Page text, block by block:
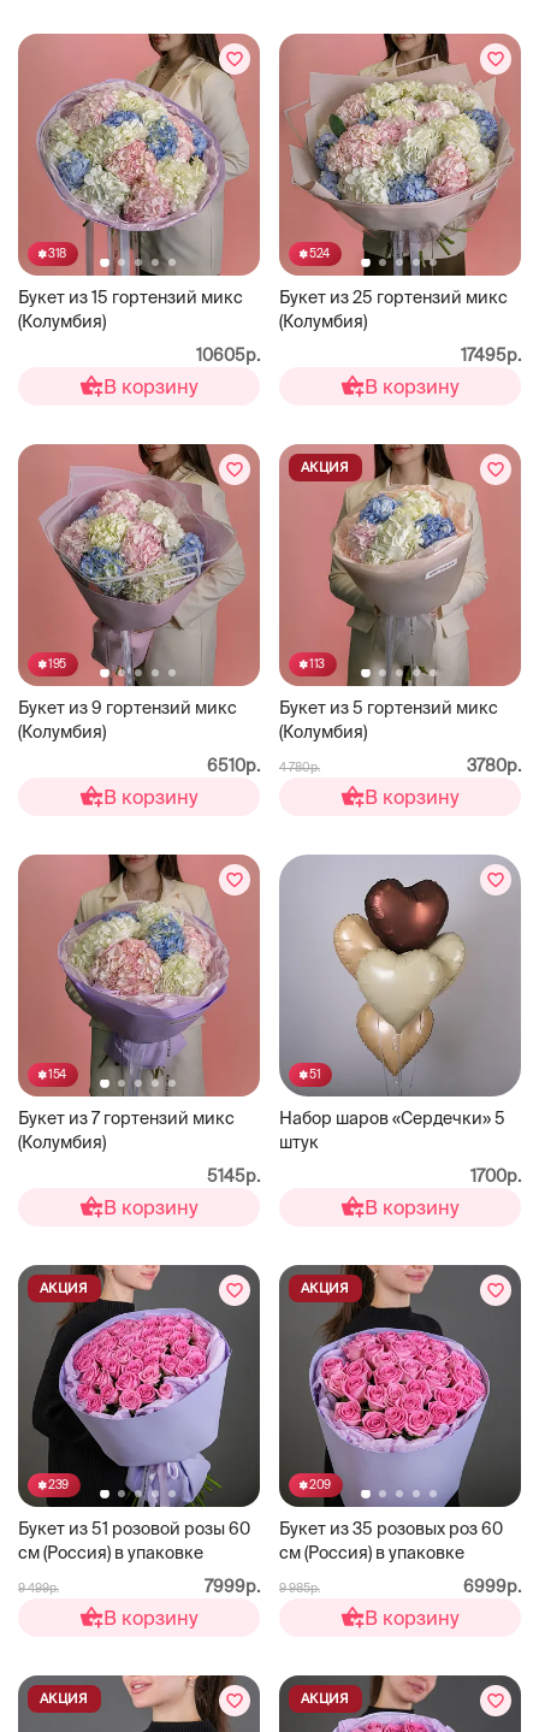
318
Букет из 15 гортензий микс
(Колумбия)
10605р.
В корзину
524
Букет из 25 гортензий микс
(Колумбия)
17495р.
В корзину
195
Букет из 9 гортензий микс
(Колумбия)
6510р.
В корзину
113
Букет из 5 гортензий микс
(Колумбия)
АКЦИЯ
4 780р. 3780р.
В корзину
154
Букет из 7 гортензий микс
(Колумбия)
5145р.
В корзину
51
Набор шаров «Сердечки» 5
штук
1700р.
В корзину
239
Букет из 51 розовой розы 60
см (Россия) в упаковке
АКЦИЯ
9 499р. 7999р.
В корзину
209
Букет из 35 розовых роз 60
см (Россия) в упаковке
АКЦИЯ
9 985р. 6999р.
В корзину
АКЦИЯ АКЦИЯ